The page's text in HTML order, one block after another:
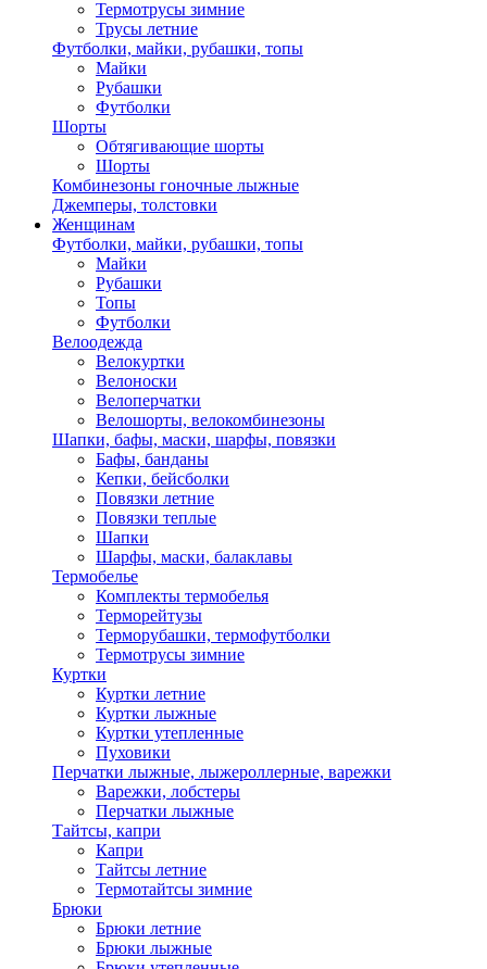
Термотрусы зимние
Трусы летние
Футболки, майки, рубашки, топы
Майки
Рубашки
Футболки
Шорты
Обтягивающие шорты
Шорты
Комбинезоны гоночные лыжные
Джемперы, толстовки
Женщинам
Футболки, майки, рубашки, топы
Майки
Рубашки
Топы
Футболки
Велоодежда
Велокуртки
Велоноски
Велоперчатки
Велошорты, велокомбинезоны
Шапки, бафы, маски, шарфы, повязки
Бафы, банданы
Кепки, бейсболки
Повязки летние
Повязки теплые
Шапки
Шарфы, маски, балаклавы
Термобелье
Комплекты термобелья
Терморейтузы
Терморубашки, термофутболки
Термотрусы зимние
Куртки
Куртки летние
Куртки лыжные
Куртки утепленные
Пуховики
Перчатки лыжные, лыжероллерные, варежки
Варежки, лобстеры
Перчатки лыжные
Тайтсы, капри
Капри
Тайтсы летние
Термотайтсы зимние
Брюки
Брюки летние
Брюки лыжные